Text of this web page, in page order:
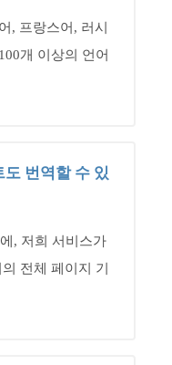
, 프랑스어, 러시
개 이상의 언어
번역할 수 있
, 저희 서비스가
전체 페이지 기